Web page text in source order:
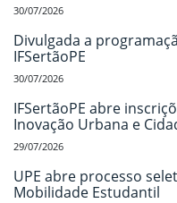
30/07/2026
Divulgada a
IFSertãoPE
30/07/2026
IFSertãoPE abre
Inovação Urbana e
29/07/2026
UPE abre processo
Mobilidade Estudantil